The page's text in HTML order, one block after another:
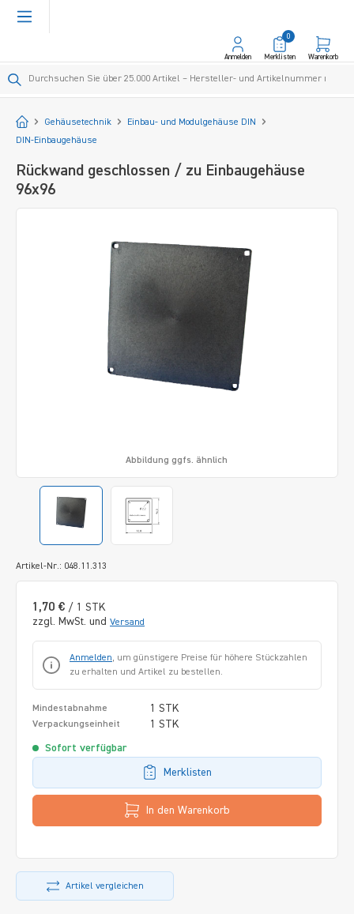
springen
Anmelden Merklisten
0
Warenkorb
Startseite
Gehäusetechnik
Einbau- und Modulgehäuse DIN
DIN-Einbaugehäuse
Rückwand geschlossen / zu Einbaugehäuse
96x96
Artikel-Nr.: 048.11.313
Abbildung ggfs. ähnlich
1,70 € / 1 STK
zzgl. MwSt. und Versand
Anmelden, um günstigere Preise für höhere Stückzahlen
zu erhalten und Artikel zu bestellen.
Mindestabnahme 1 STK
Verpackungseinheit 1 STK
Sofort verfügbar
Merklisten
In den Warenkorb
Artikel vergleichen